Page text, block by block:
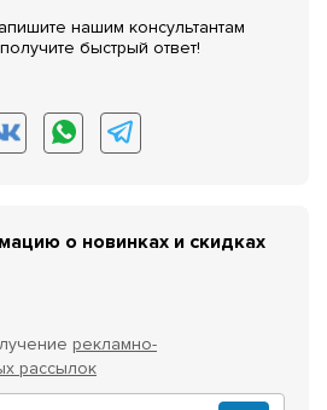
нашим консультантам
быстрый ответ!
о новинках и скидках
рекламно-
рассылок